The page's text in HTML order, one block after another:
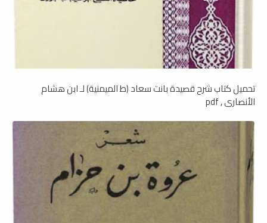
تحميل كتاب شرح قصيدة بانت سعاد (ط الميمنية) لـ ابن هشام
الأنصاري , pdf